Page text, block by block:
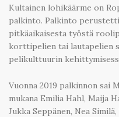
Kultainen lohikäärme on
palkinto. Palkinto
pitkäaikaisesta työstä
korttipelien tai lautapelien
pelikulttuurin
Vuonna 2019 palkinnon sai
mukana Emilia Hahl, Maija
Jukka Seppänen, Nea